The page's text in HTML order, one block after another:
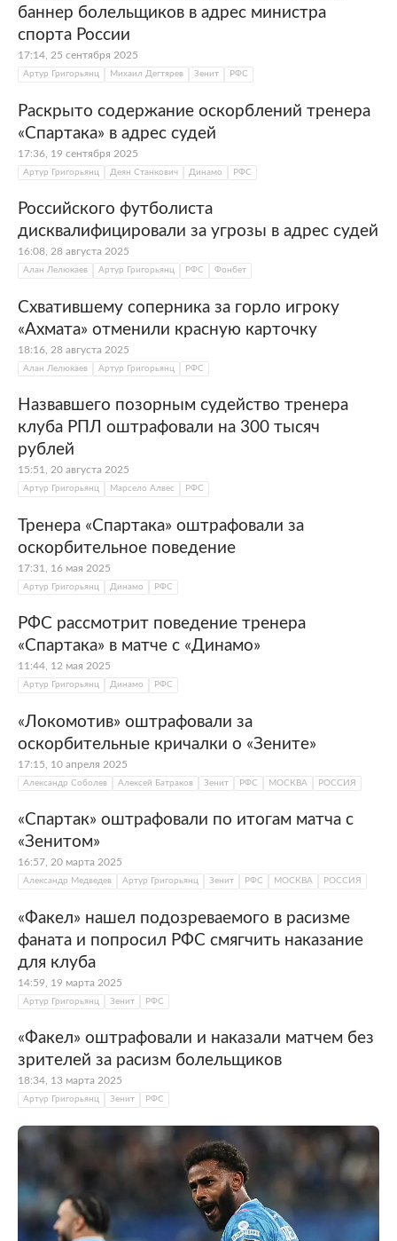
баннер болельщиков в адрес министра
спорта России
17:14, 25 сентября 2025
Артур Григорьянц Михаил Дегтярев Зенит РФС
Раскрыто содержание оскорблений тренера
«Спартака» в адрес судей
17:36, 19 сентября 2025
Артур Григорьянц Деян Станкович Динамо РФС
Российского футболиста
дисквалифицировали за угрозы в адрес судей
16:08, 28 августа 2025
Алан Лелюкаев Артур Григорьянц РФС Фонбет
Схватившему соперника за горло игроку
«Ахмата» отменили красную карточку
18:16, 28 августа 2025
Алан Лелюкаев Артур Григорьянц РФС
Назвавшего позорным судейство тренера
клуба РПЛ оштрафовали на 300 тысяч
рублей
15:51, 20 августа 2025
Артур Григорьянц Марсело Алвес РФС
Тренера «Спартака» оштрафовали за
оскорбительное поведение
17:31, 16 мая 2025
Артур Григорьянц Динамо РФС
РФС рассмотрит поведение тренера
«Спартака» в матче с «Динамо»
11:44, 12 мая 2025
Артур Григорьянц Динамо РФС
«Локомотив» оштрафовали за
оскорбительные кричалки о «Зените»
17:15, 10 апреля 2025
Александр Соболев Алексей Батраков Зенит РФС МОСКВА РОССИЯ
«Спартак» оштрафовали по итогам матча с
«Зенитом»
16:57, 20 марта 2025
Александр Медведев Артур Григорьянц Зенит РФС МОСКВА РОССИЯ
«Факел» нашел подозреваемого в расизме
фаната и попросил РФС смягчить наказание
для клуба
14:59, 19 марта 2025
Артур Григорьянц Зенит РФС
«Факел» оштрафовали и наказали матчем без
зрителей за расизм болельщиков
18:34, 13 марта 2025
Артур Григорьянц Зенит РФС